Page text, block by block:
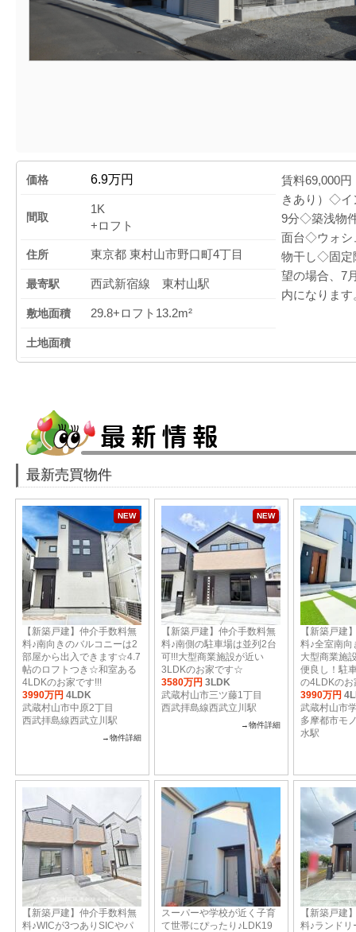
価格 6.9万円
賃料69,000
きあり）◇イ
9分◇築浅物
面台◇ウォシ
物干し◇固
望の場合、7
内になります
間取
1K
+ロフト
住所 東京都 東村山市野口町4丁目
最寄駅 西武新宿線 東村山駅
敷地面積 29.8+ロフト13.2m²
土地面積
最新売買物件
NEW
【新築戸建】仲介手数料無
料♪南向きのバルコニーは2
部屋から出入できます☆4.7
帖のロフトつき☆和室ある
4LDKのお家です!!!
3990万円 4LDK
武蔵村山市中原2丁目
西武拝島線西武立川駅
→物件詳細
NEW
【新築戸建】仲介手数料無
料♪南側の駐車場は並列2台
可!!!大型商業施設が近い
3LDKのお家です☆
3580万円 3LDK
武蔵村山市三ツ藤1丁目
西武拝島線西武立川駅
→物件詳細
【新築戸建
料♪全室南
大型商業施
便良し！駐
の4LDKのお
3990万円
武蔵村山市
多摩都市モ
水駅
【新築戸建】仲介手数料無
料♪WICが3つありSICやパ
スーパーや学校が近く子育
て世帯にぴったり♪LDK19
【新築戸建
料♪ランドリ